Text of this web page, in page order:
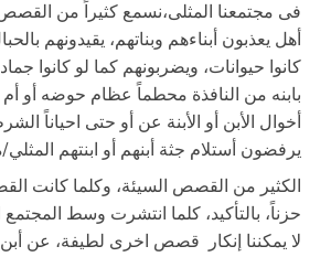
فى مجتمعنا المثلى،نسمع كثیراً من
أهل یعذبون أبناءهم وبناتهم، یقیدونهم
كانوا حیوانات، ویضربونهم كما لو كانوا
بابنه من النافذة محطماً عظام حوضه أو أم
أخوال الأبن أو الأبنة عن أو حتى احیاناً
یرفضون أستلام جثة أبنهم أو ابنتهم
الكثیر من القصص السیئة، وكلما كانت
حزناً، بالتأكید، كلما انتشرت وسط
لا یمكننا إنكار قصص اخرى لطیفة، عن أبن